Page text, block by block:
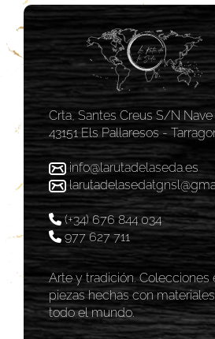
Crta, Santes Creus S/N Nave
43151 Els Pallaresos -
info@larutadelaseda.es
(+34) 676 844 034
977 627 711
Arte y tradición. Colecciones
piezas hechas con
todo el mundo.